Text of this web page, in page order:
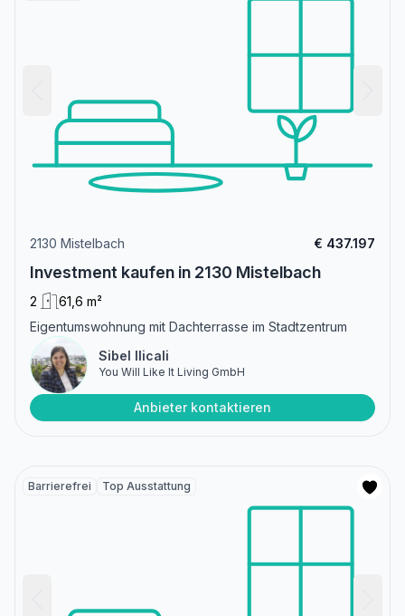
2130 Mistelbach € 437.197
Investment kaufen in 2130 Mistelbach
2
61,6 m²
Eigentumswohnung mit Dachterrasse im Stadtzentrum
Sibel Ilicali
You Will Like It Living GmbH
Anbieter kontaktieren
Barrierefrei Top Ausstattung